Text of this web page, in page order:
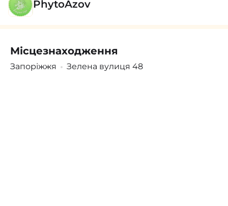
Поскаржитись Зареєструватися
PhytoAzov
Місцезнаходження
Запоріжжя Зелена вулиця 48